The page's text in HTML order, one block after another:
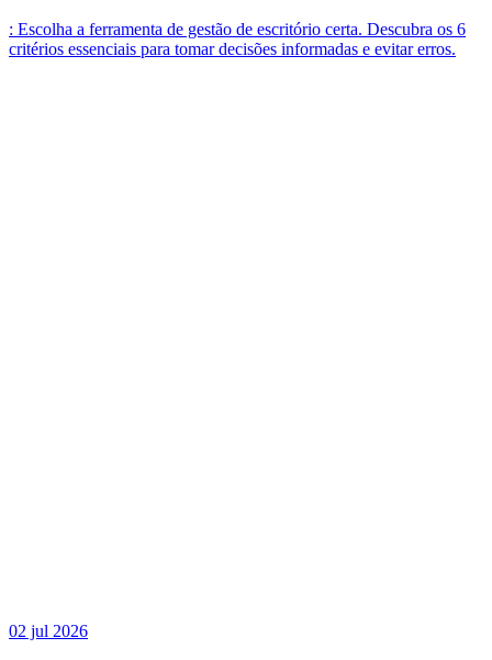
: Escolha a ferramenta de gestão de escritório certa. Descubra os 6
critérios essenciais para tomar decisões informadas e evitar erros.
02 jul 2026